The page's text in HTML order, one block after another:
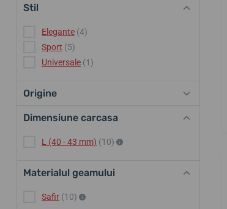
Stil
Elegante (4)
Sport (5)
Universale (1)
Origine
Dimensiune carcasa
L (40 - 43 mm) (10)
Materialul geamului
Safir (10)